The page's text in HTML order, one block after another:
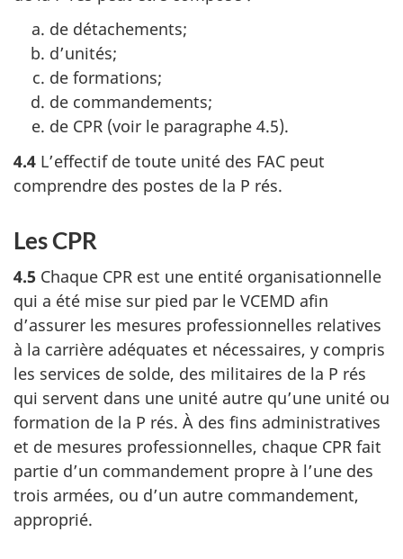
de détachements;
d’unités;
de formations;
de commandements;
de CPR (voir le paragraphe 4.5).
4.4 L’effectif de toute unité des FAC peut
comprendre des postes de la P rés.
Les CPR
4.5 Chaque CPR est une entité organisationnelle
qui a été mise sur pied par le VCEMD afin
d’assurer les mesures professionnelles relatives
à la carrière adéquates et nécessaires, y compris
les services de solde, des militaires de la P rés
qui servent dans une unité autre qu’une unité ou
formation de la P rés. À des fins administratives
et de mesures professionnelles, chaque CPR fait
partie d’un commandement propre à l’une des
trois armées, ou d’un autre commandement,
approprié.